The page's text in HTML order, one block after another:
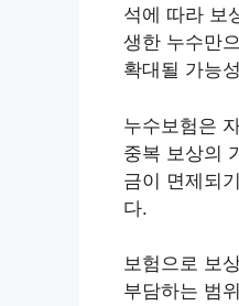
석에 따라 보
생한 누수만
확대될 가능
누수보험은
중복 보상의
금이 면제되
다.
보험으로 보
부담하는 범